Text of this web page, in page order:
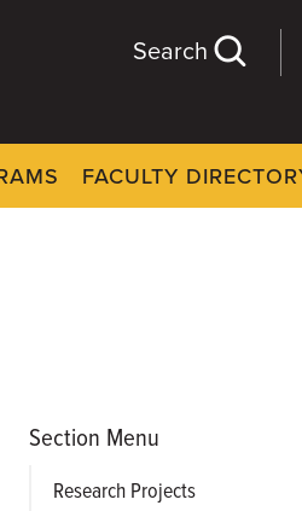
Search
FACULTY
Section Menu
Research Projects